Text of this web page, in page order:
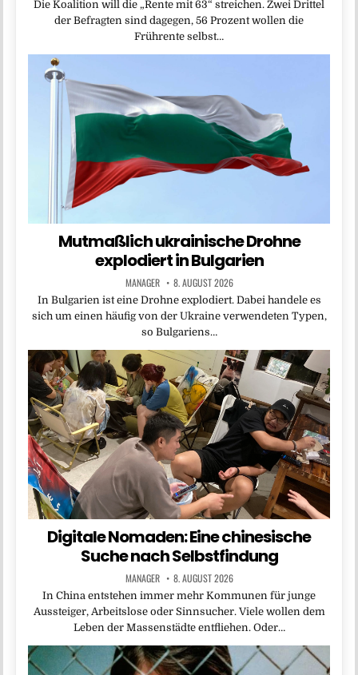
Die Koalition will die „Rente mit 63“ streichen. Zwei Drittel
der Befragten sind dagegen, 56 Prozent wollen die
Frührente selbst…
Mutmaßlich ukrainische Drohne
explodiert in Bulgarien
MANAGER 8. AUGUST 2026
In Bulgarien ist eine Drohne explodiert. Dabei handele es
sich um einen häufig von der Ukraine verwendeten Typen,
so Bulgariens…
Digitale Nomaden: Eine chinesische
Suche nach Selbstfindung
MANAGER 8. AUGUST 2026
In China entstehen immer mehr Kommunen für junge
Aussteiger, Arbeitslose oder Sinnsucher. Viele wollen dem
Leben der Massenstädte entfliehen. Oder…